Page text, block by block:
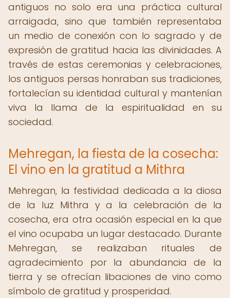
antiguos no solo era una práctica cultural
arraigada, sino que también representaba
un medio de conexión con lo sagrado y de
expresión de gratitud hacia las divinidades. A
través de estas ceremonias y celebraciones,
los antiguos persas honraban sus tradiciones,
fortalecían su identidad cultural y mantenían
viva la llama de la espiritualidad en su
sociedad.
Mehregan, la fiesta de la cosecha:
El vino en la gratitud a Mithra
Mehregan, la festividad dedicada a la diosa
de la luz Mithra y a la celebración de la
cosecha, era otra ocasión especial en la que
el vino ocupaba un lugar destacado. Durante
Mehregan, se realizaban rituales de
agradecimiento por la abundancia de la
tierra y se ofrecían libaciones de vino como
símbolo de gratitud y prosperidad.